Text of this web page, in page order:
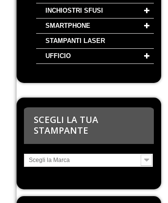
INCHIOSTRI SFUSI
SMARTPHONE
STAMPANTI LASER
UFFICIO
SCEGLI LA TUA
STAMPANTE
Scegli la Marca